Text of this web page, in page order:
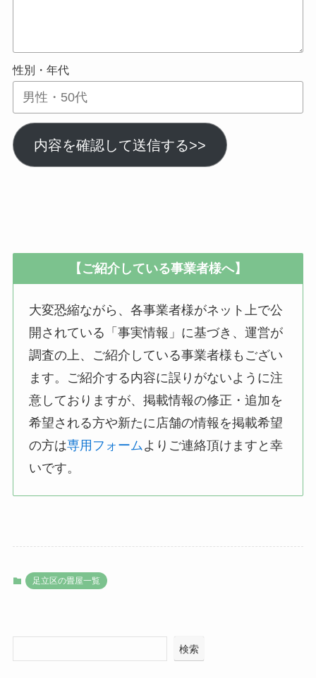
性別・年代
内容を確認して送信する>>
【ご紹介している事業者様へ】
大変恐縮ながら、各事業者様がネット上で公
開されている「事実情報」に基づき、運営が
調査の上、ご紹介している事業者様もござい
ます。ご紹介する内容に誤りがないように注
意しておりますが、掲載情報の修正・追加を
希望される方や新たに店舗の情報を掲載希望
の方は専用フォームよりご連絡頂けますと幸
いです。
足立区の畳屋一覧
検索